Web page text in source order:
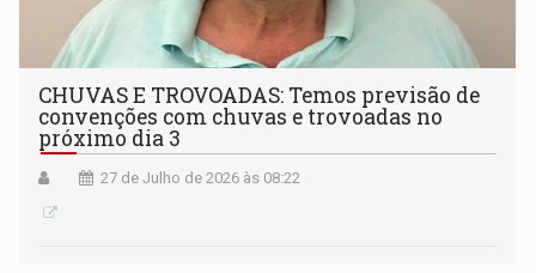
CHUVAS E TROVOADAS: Temos previsão de
convenções com chuvas e trovoadas no
próximo dia 3
27 de Julho de 2026 às 08:22